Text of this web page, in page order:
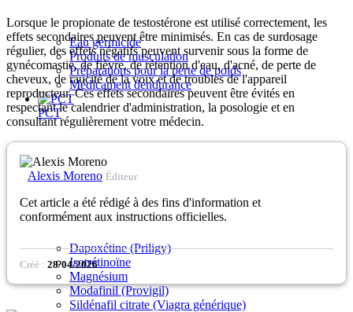
Eau germicide
Produits de musculation
Préparations pour la perte de poids
Médicament dendurance
PCT
Dapoxétine (Priligy)
Isotrétinoïne
Magnésium
Modafinil (Provigil)
Sildénafil citrate (Viagra générique)
Lorsque le propionate de testostérone est utilisé correctement, les
effets secondaires peuvent être minimisés. En cas de surdosage
régulier, des effets négatifs peuvent survenir sous la forme de
gynécomastie, de fièvre, de rétention d'eau, d'acné, de perte de
cheveux, de raucité de la voix et de troubles de l'appareil
reproducteur. Ces effets secondaires peuvent être évités en
respectant le calendrier d'administration, la posologie et en
consultant régulièrement votre médecin.
Créé : 28/04/2026
Alexis Moreno Éditeur
Cet article a été rédigé à des fins d'information et
conformément aux instructions officielles.